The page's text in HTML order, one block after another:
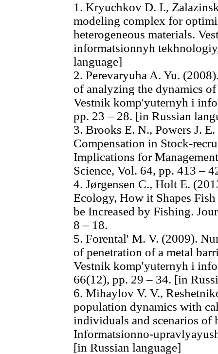
1. Kryuchkov D. I.,
modeling complex for
heterogeneous materials.
informatsionnyh
language]
2. Perevaryuha A. Yu.
of analyzing the dynamics
Vestnik komp'yuternyh i
pp. 23 – 28. [in Russian
3. Brooks E. N., Powers J.
Compensation in Stock-
Implications for
Science, Vol. 64, pp. 413 –
4. Jørgensen C., Holt E.
Ecology, How it Shapes
be Increased by Fishing.
8 – 18.
5. Forental' M. V. (2009).
of penetration of a metal
Vestnik komp'yuternyh i
66(12), pp. 29 – 34. [in
6. Mihaylov V. V.,
population dynamics with
individuals and scenarios
Informatsionno-
[in Russian language]